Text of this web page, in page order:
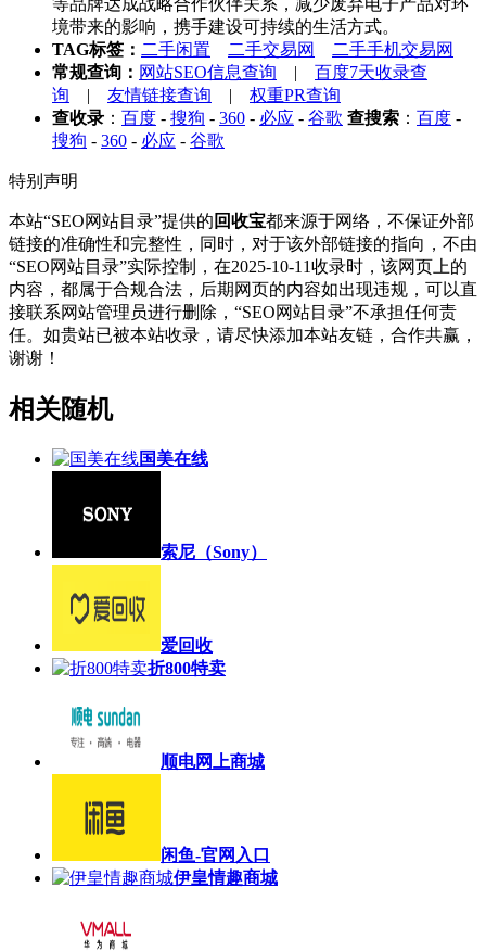
境带来的影响，携手建设可持续的生活方式。
TAG标签： 二手闲置 二手交易网
二手手机交易网
常规查询： 网站SEO信息查询 | 百度7天收录查
询 | 友情链接查询 | 权重PR查询
查收录 ： 百度 - 搜狗 - 360 - 必应 - 谷歌 查搜索 ： 百度 -
搜狗 - 360 - 必应 - 谷歌
特别声明
本站“SEO网站目录”提供的 回收宝都来源于网络，不保证外部
链接的准确性和完整性，同时，对于该外部链接的指向，不由
“SEO网站目录”实际控制，在2025-10-11收录时，该网页上的
内容，都属于合规合法，后期网页的内容如出现违规，可以直
接联系网站管理员进行删除，“SEO网站目录”不承担任何责
任。如贵站已被本站收录，请尽快添加本站友链，合作共赢，
谢谢！
相关随机
国美在线
索尼（Sony）
爱回收
折800特卖
顺电网上商城
闲鱼-官网入口
伊皇情趣商城